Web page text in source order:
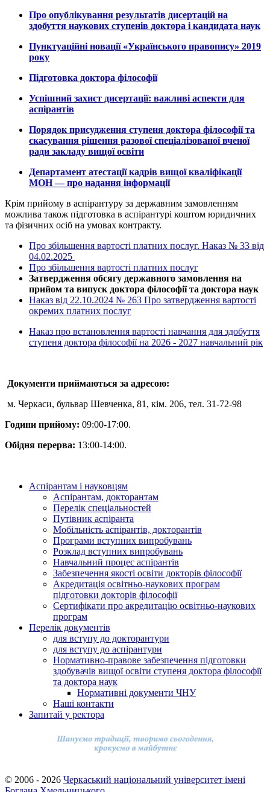
Про опублікування результатів дисертацій на
здобуття наукових ступенів доктора і кандидата наук
Пунктуаційні новації «Українського правопису» 2019
року
Підготовка доктора філософії
Успішний захист дисертації: важливі аспекти для
аспірантів
Порядок присудження ступеня доктора філософії та
скасування рішення разової спеціалізованої вченої
ради закладу вищої освіти
Департамент атестації кадрів вищої кваліфікації
МОН — про надання інформації
Крім прийому в аспірантуру за державним замовленням
можлива також підготовка в аспірантурі коштом юридичних
та фізичних осіб на умовах контракту.
Про збільшення вартості платних послуг. Наказ № 33 від
04.02.2025
Про збільшення вартості платних послуг
Затвердження обсягу державного замовлення на
прийом та випуск доктора філософії та доктора наук
Наказ від 22.10.2024 № 263 Про затвердження вартості
окремих платних послуг
Наказ про встановлення вартості навчання для здобуття
ступеня доктора філософії на 2026 - 2027 навчальний рік
Документи приймаються за адресою:
м. Черкаси, бульвар Шевченка, 81, кім. 206, тел. 31-72-98
Години прийому: 09:00-17:00.
Обідня перерва: 13:00-14:00.
Аспірантам і науковцям
Аспірантам, докторантам
Перелік спеціальностей
Путівник аспіранта
Мобільність аспірантів, докторантів
Програми вступних випробувань
Розклад вступних випробувань
Навчальний процес аспірантів
Забезпечення якості освіти докторів філософії
Акредитація освітньо-наукових програм
підготовки докторів філософії
Сертифікати про акредитацію освітньо-наукових
програм
Перелік документів
для вступу до докторантури
для вступу до аспірантури
Нормативно-правове забезпечення підготовки
здобувачів вищої освіти ступеня доктора філософії
та доктора наук
Нормативні документи ЧНУ
Наші контакти
Запитай у ректора
© 2006 - 2026 Черкаський національний університет імені